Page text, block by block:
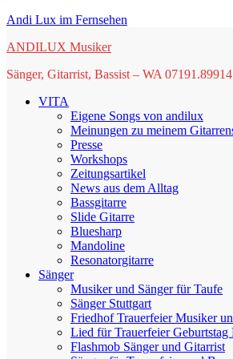
Springe
Inhalt
Andi Lux im Fernsehen
ANDILUX Musiker
Sänger, Gitarrist, Bassist – WA
VITA
Eigene Songs von andilux
Meinungen zu meinem
Presse
Workshops
Zeitungsartikel
News aus dem Alltag
Bassgitarre
Slide Gitarre
Bluesharp
Mandoline
Resonatorgitarre
Sänger
Musiker und Sänger für Taufe
Sänger Stuttgart
Friedhof Trauerfeier Musiker
Lied für Trauerfeier Geburtstag
Flashmob Sänger und Gitarrist